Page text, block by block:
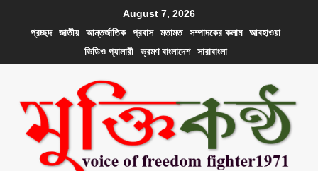
August 7, 2026
প্রচ্ছদ
জাতীয় আন্তর্জাতিক প্রবাস মতামত সম্পাদকের কলাম
আবহাওয়া
ভিডিও গ্যালারী
ভ্রমণ বাংলাদেশ সারাবাংলা